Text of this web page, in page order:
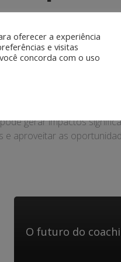
entre Coaching e
tendência é que o
mercado de Coaching
gerar impactos
aproveitar as
O futuro do
oferecer a experiência
e visitas
concorda com o uso